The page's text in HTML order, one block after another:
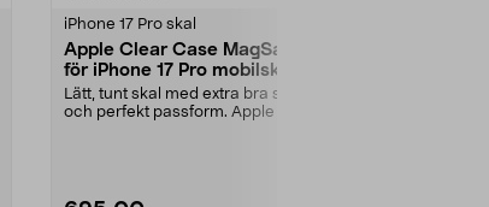
iPhone 17 Pro skal
Apple Clear Case MagSafe
för iPhone 17 Pro mobilskal
Lätt, tunt skal med extra bra skydd
och perfekt passform. Apple Clear